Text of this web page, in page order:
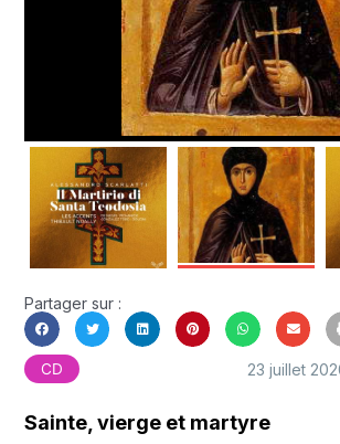
Partager sur :
CD 23 juillet
Sainte, vierge et martyre